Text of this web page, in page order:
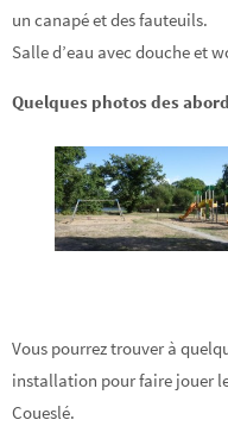
un canapé et des fauteuils.
Salle d’eau avec douche et
Quelques photos des
Vous pourrez trouver à
installation pour faire jouer
Coueslé.